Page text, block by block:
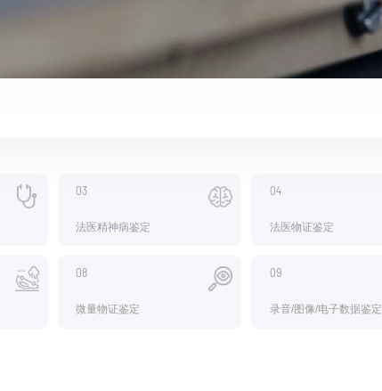
03
法医精神病鉴定
04
法医物证鉴定
08
微量物证鉴定
09
录音/图像/电子数据鉴定